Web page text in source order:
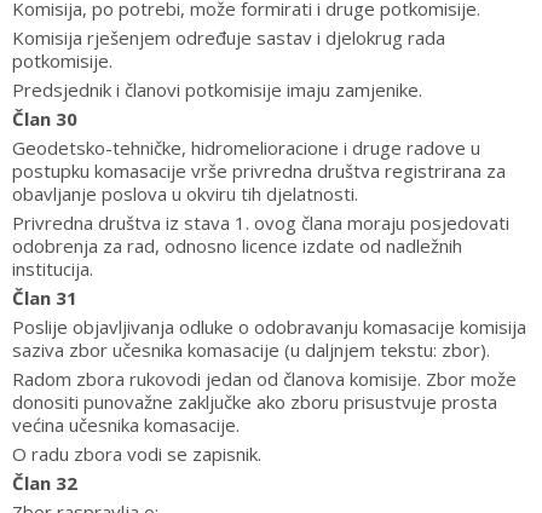
Komisija, po potrebi, može formirati i druge potkomisije.
Komisija rješenjem određuje sastav i djelokrug rada
potkomisije.
Predsjednik i članovi potkomisije imaju zamjenike.
Član 30
Geodetsko-tehničke, hidromelioracione i druge radove u
postupku komasacije vrše privredna društva registrirana za
obavljanje poslova u okviru tih djelatnosti.
Privredna društva iz stava 1. ovog člana moraju posjedovati
odobrenja za rad, odnosno licence izdate od nadležnih
institucija.
Član 31
Poslije objavljivanja odluke o odobravanju komasacije komisija
saziva zbor učesnika komasacije (u daljnjem tekstu: zbor).
Radom zbora rukovodi jedan od članova komisije. Zbor može
donositi punovažne zaključke ako zboru prisustvuje prosta
većina učesnika komasacije.
O radu zbora vodi se zapisnik.
Član 32